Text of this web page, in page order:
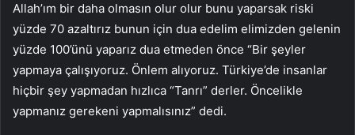
Allah’ım bir daha olmasın olur olur bunu yaparsak riski
yüzde 70 azaltırız bunun için dua edelim elimizden gelenin
yüzde 100’ünü yaparız dua etmeden önce “Bir şeyler
yapmaya çalışıyoruz. Önlem alıyoruz. Türkiye’de insanlar
hiçbir şey yapmadan hızlıca “Tanrı” derler. Öncelikle
yapmanız gerekeni yapmalısınız” dedi.